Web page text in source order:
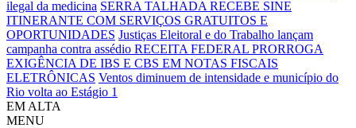
ilegal da medicina SERRA TALHADA RECEBE SINE
ITINERANTE COM SERVIÇOS GRATUITOS E
OPORTUNIDADES Justiças Eleitoral e do Trabalho lançam
campanha contra assédio RECEITA FEDERAL PRORROGA
EXIGÊNCIA DE IBS E CBS EM NOTAS FISCAIS
ELETRÔNICAS Ventos diminuem de intensidade e município do
Rio volta ao Estágio 1
EM ALTA
MENU